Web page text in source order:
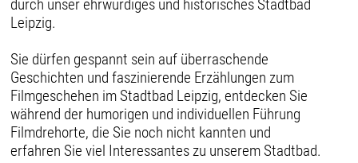
durch unser ehrwürdiges und historisches Stadtbad
Leipzig.
Sie dürfen gespannt sein auf überraschende
Geschichten und faszinierende Erzählungen zum
Filmgeschehen im Stadtbad Leipzig, entdecken Sie
während der humorigen und individuellen Führung
Filmdrehorte, die Sie noch nicht kannten und
erfahren Sie viel Interessantes zu unserem Stadtbad.